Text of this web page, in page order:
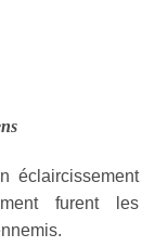
éclaircissement
furent les